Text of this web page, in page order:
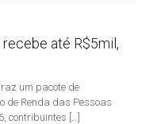
até R$5mil,
um pacote de
de Renda das Pessoas
contribuintes […]